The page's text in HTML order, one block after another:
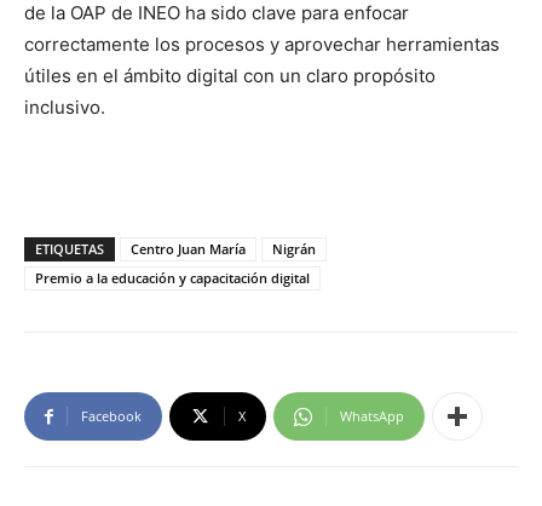
de la OAP de INEO ha sido clave para enfocar
correctamente los procesos y aprovechar herramientas
útiles en el ámbito digital con un claro propósito
inclusivo.
ETIQUETAS Centro Juan María
Nigrán
Premio a la educación y capacitación digital
Facebook X WhatsApp